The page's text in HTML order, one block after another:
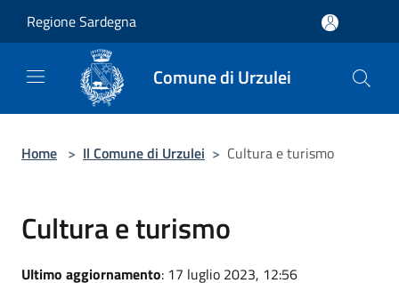
Regione Sardegna
Comune di Urzulei
Home > Il Comune di Urzulei > Cultura e turismo
Cultura e turismo
Ultimo aggiornamento: 17 luglio 2023, 12:56